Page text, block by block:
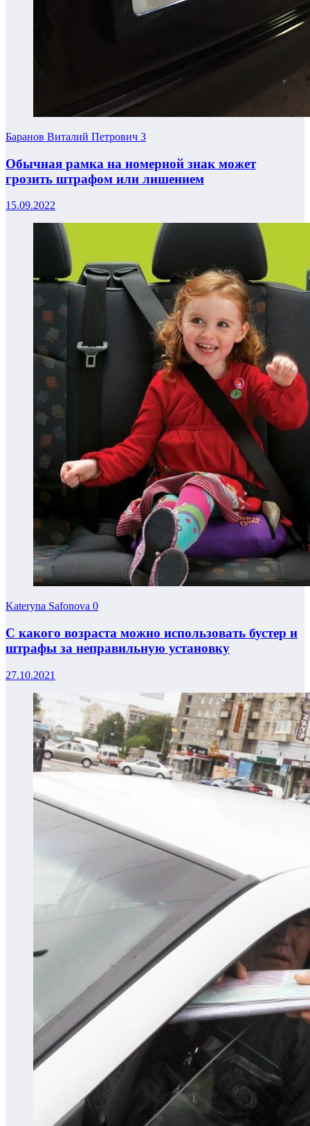
Баранов Виталий Петрович 3
Обычная рамка на номерной знак может
грозить штрафом или лишением
15.09.2022
Kateryna Safonova 0
С какого возраста можно использовать бустер и
штрафы за неправильную установку
27.10.2021